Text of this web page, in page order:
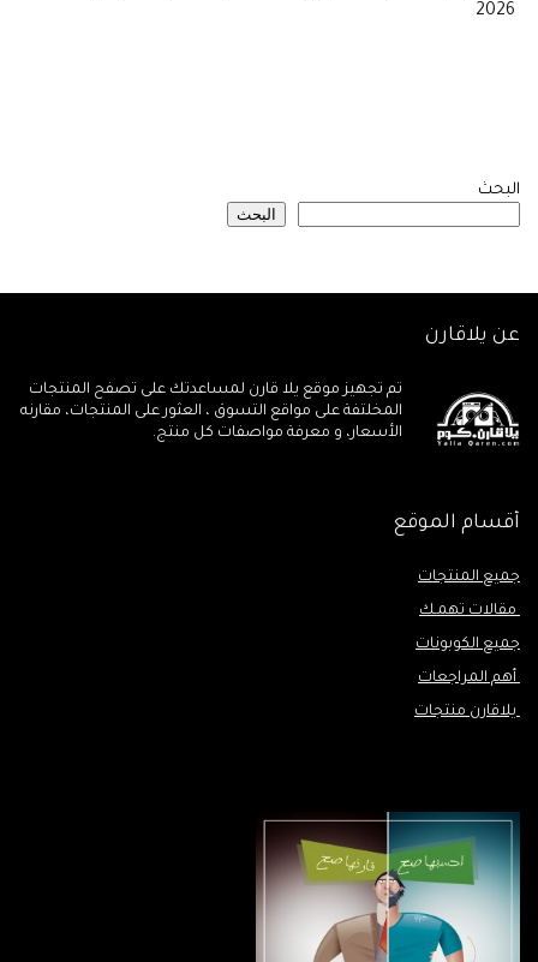
2026
البحث
البحث
عن يلاقارن
تم تجهيز موقع يلا قارن لمساعدتك على تصفح المنتجات
المخلتفة على مواقع التسوق ، العثور على المنتجات، مقارنه
الأسعار، و معرفة مواصفات كل منتج.
أقسام الموقع
جميع المنتجات
مقالات تهمـك
جميع الكوبونات
أهم المراجعات
يلاقارن منتجات